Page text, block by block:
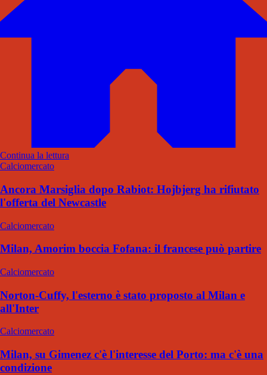
Continua la lettura
Calciomercato
Ancora Marsiglia dopo Rabiot: Hojbjerg ha rifiutato
l'offerta del Newcastle
Calciomercato
Milan, Amorim boccia Fofana: il francese può partire
Calciomercato
Norton-Cuffy, l'esterno è stato proposto al Milan e
all'Inter
Calciomercato
Milan, su Gimenez c'è l'interesse del Porto: ma c'è una
condizione